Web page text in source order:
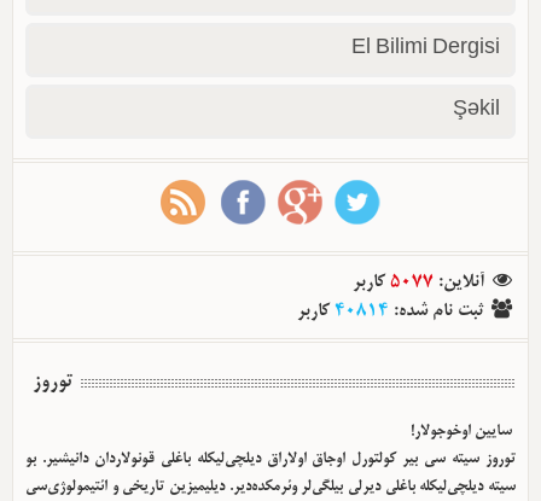
El Bilimi Dergisi
Şəkil
آنلاین:
5077 کاربر
ثبت نام شده:
40814 کاربر
توروز
سایین اوخوجولار!
توروز سیته سی بیر کولتورل اوجاق اولا‌راق دیلچی‌لیکله باغلی قونولاردان دانیشیر. بو
سیته دیلچی‌لیکله باغلی دیرلی بیلگی‌لر وئرمکده‌دیر. دیلیمیزین تاریخی و ائتیمولوژی‌سی